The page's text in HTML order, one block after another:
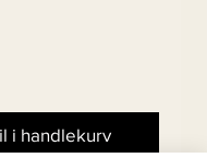
i handlekurv